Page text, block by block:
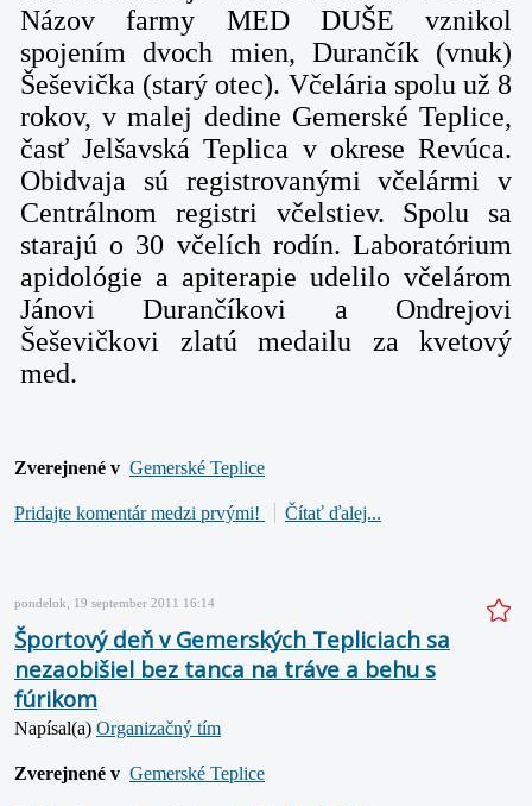
Názov farmy MED DUŠE vznikol
spojením dvoch mien, Durančík (vnuk)
Šeševička (starý otec). Včelária spolu už 8
rokov, v malej dedine Gemerské Teplice,
časť Jelšavská Teplica v okrese Revúca.
Obidvaja sú registrovanými včelármi v
Centrálnom registri včelstiev. Spolu sa
starajú o 30 včelích rodín. Laboratórium
apidológie a apiterapie udelilo včelárom
Jánovi Durančíkovi a Ondrejovi
Šeševičkovi zlatú medailu za kvetový
med.
Zverejnené v Gemerské Teplice
Pridajte komentár medzi prvými! Čítať ďalej...
pondelok, 19 september 2011 16:14
Športový deň v Gemerských Tepliciach sa
nezaobišiel bez tanca na tráve a behu s
fúrikom
Napísal(a) Organizačný tím
Zverejnené v Gemerské Teplice